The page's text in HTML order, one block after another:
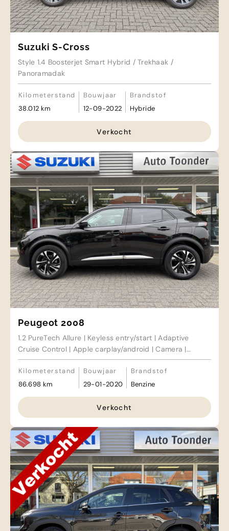
Suzuki S-Cross
Style 1.4 Boosterjet Smart Hybrid / Trekhaak /
Panoramadak
Kilometerstand
38.012 km
Bouwjaar
12-09-2022
Brandstof
Hybride
Verkocht
Peugeot 2008
1.2 PureTech Allure | Keyless entry/start | Adaptive
Cruise Control | Apple carplay/android | Camera |
Sensoren voor/achter
Kilometerstand
86.698 km
Bouwjaar
29-01-2020
Brandstof
Benzine
Verkocht